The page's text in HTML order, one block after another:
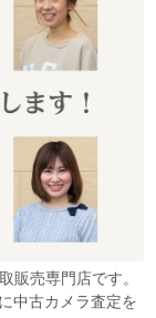
販売専門店です。
中古カメラ査定を